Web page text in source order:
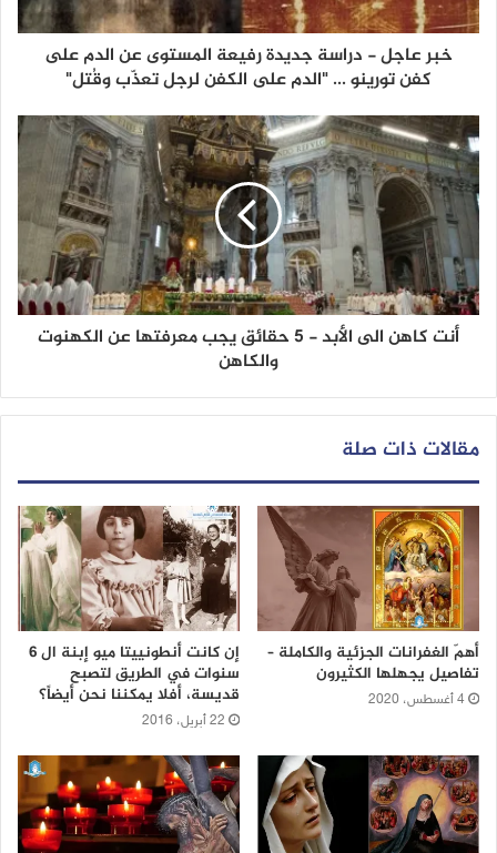
خبر عاجل - دراسة جديدة رفيعة المستوى عن الدم على
كفن تورينو ... "الدم على الكفن لرجل تعذّب وقُتل"
أنت كاهن الى الأبد - 5 حقائق يجب معرفتها عن الكهنوت
والكاهن
مقالات ذات صلة
أهمّ الغفرانات الجزئية والكاملة –
تفاصيل يجهلها الكثيرون
4 أغسطس، 2020
إن كانت أنطونييتا ميو إبنة ال 6
سنوات في الطريق لتصبح
قديسة، أفلا يمكننا نحن أيضاً؟
22 أبريل، 2016